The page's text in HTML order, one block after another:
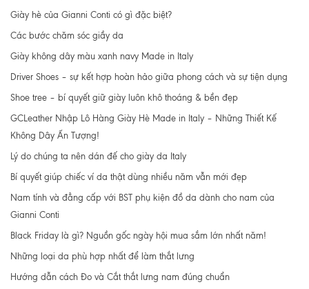
Giày hè của Gianni Conti có gì đặc biệt?
Các bước chăm sóc giầy da
Giày không dây màu xanh navy Made in Italy
Driver Shoes – sự kết hợp hoàn hảo giữa phong cách và sự tiện dụng
Shoe tree – bí quyết giữ giày luôn khô thoáng & bền đẹp
GCLeather Nhập Lô Hàng Giày Hè Made in Italy – Những Thiết Kế
Không Dây Ấn Tượng!
Lý do chúng ta nên dán đế cho giày da Italy
Bí quyết giúp chiếc ví da thật dùng nhiều năm vẫn mới đẹp
Nam tính và đẳng cấp với BST phụ kiện đồ da dành cho nam của
Gianni Conti
Black Friday là gì? Nguồn gốc ngày hội mua sắm lớn nhất năm!
Những loại da phù hợp nhất để làm thắt lưng
Hướng dẫn cách Đo và Cắt thắt lưng nam đúng chuẩn